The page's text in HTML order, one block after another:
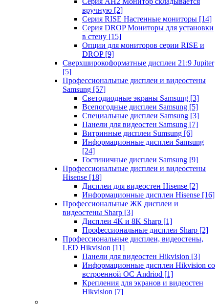
вручную [2]
Серия RISE Настенные мониторы [14]
Серия DROP Мониторы для установки
в стену [15]
Опции для мониторов серии RISE и
DROP [9]
Сверхширокоформатные дисплеи 21:9 Jupiter
[5]
Профессиональные дисплеи и видеостены
Samsung [57]
Светодиодные экраны Samsung [3]
Всепогодные дисплеи Samsung [5]
Специальные дисплеи Samsung [3]
Панели для видеостен Samsung [7]
Витринные дисплеи Sumsung [6]
Информационные дисплеи Samsung
[24]
Гостиничные дисплеи Samsung [9]
Профессиональные дисплеи и видеостены
Hisense [18]
Дисплеи для видеостен Hisense [2]
Информационные дисплеи Hisense [16]
Профессиональные ЖК дисплеи и
видеостены Sharp [3]
Дисплеи 4K и 8K Sharp [1]
Профессиональные дисплеи Sharp [2]
Профессиональные дисплеи, видеостены,
LED Hikvision [11]
Панели для видеостен Hikvision [3]
Информационные дисплеи Hikvision со
встроенной ОС Andriod [1]
Крепления для экранов и видеостен
Hikvision [7]